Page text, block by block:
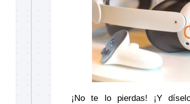
¡No te lo pierdas! ¡Y